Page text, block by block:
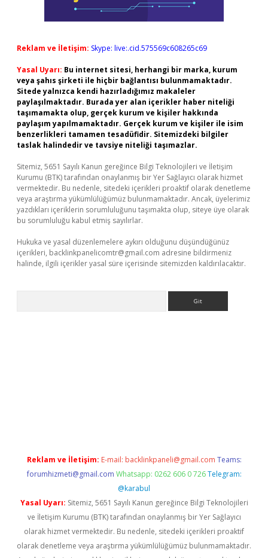
Reklam ve İletişim: Skype: live:.cid.575569c608265c69
Yasal Uyarı: Bu internet sitesi, herhangi bir marka, kurum
veya şahıs şirketi ile hiçbir bağlantısı bulunmamaktadır.
Sitede yalnızca kendi hazırladığımız makaleler
paylaşılmaktadır. Burada yer alan içerikler haber niteliği
taşımamakta olup, gerçek kurum ve kişiler hakkında
paylaşım yapılmamaktadır. Gerçek kurum ve kişiler ile isim
benzerlikleri tamamen tesadüfidir. Sitemizdeki bilgiler
taslak halindedir ve tavsiye niteliği taşımazlar.
Sitemiz, 5651 Sayılı Kanun gereğince Bilgi Teknolojileri ve İletişim
Kurumu (BTK) tarafından onaylanmış bir Yer Sağlayıcı olarak hizmet
vermektedir. Bu nedenle, sitedeki içerikleri proaktif olarak denetleme
veya araştırma yükümlülüğümüz bulunmamaktadır. Ancak, üyelerimiz
yazdıkları içeriklerin sorumluluğunu taşımakta olup, siteye üye olarak
bu sorumluluğu kabul etmiş sayılırlar.
Hukuka ve yasal düzenlemelere aykırı olduğunu düşündüğünüz
içerikleri, backlinkpanelicomtr@gmail.com adresine bildirmeniz
halinde, ilgili içerikler yasal süre içerisinde sitemizden kaldırılacaktır.
Reklam ve İletişim: E-mail: backlinkpaneli@gmail.com Teams:
forumhizmeti@gmail.com Whatsapp: 0262 606 0 726 Telegram:
@karabul
Yasal Uyarı: Sitemiz, 5651 Sayılı Kanun gereğince Bilgi Teknolojileri
ve İletişim Kurumu (BTK) tarafından onaylanmış bir Yer Sağlayıcı
olarak hizmet vermektedir. Bu nedenle, sitedeki içerikleri proaktif
olarak denetleme veya araştırma yükümlülüğümüz bulunmamaktadır.